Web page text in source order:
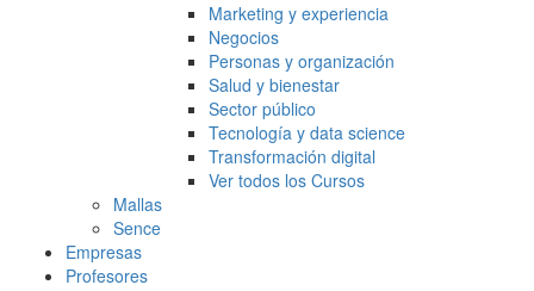
Marketing y experiencia
Negocios
Personas y organización
Salud y bienestar
Sector público
Tecnología y data science
Transformación digital
Ver todos los Cursos
Mallas
Sence
Empresas
Profesores